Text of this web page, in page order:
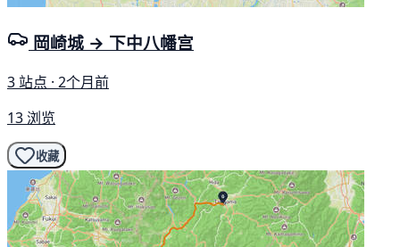
岡崎城 → 下中八幡宫
3 站点 · 2个月前
13 浏览
收藏